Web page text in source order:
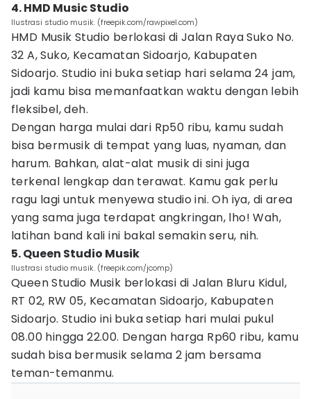
4. HMD Music Studio
Ilustrasi studio musik. (freepik.com/rawpixel.com)
HMD Musik Studio berlokasi di Jalan Raya Suko No.
32 A, Suko, Kecamatan Sidoarjo, Kabupaten
Sidoarjo. Studio ini buka setiap hari selama 24 jam,
jadi kamu bisa memanfaatkan waktu dengan lebih
fleksibel, deh.
Dengan harga mulai dari Rp50 ribu, kamu sudah
bisa bermusik di tempat yang luas, nyaman, dan
harum. Bahkan, alat-alat musik di sini juga
terkenal lengkap dan terawat. Kamu gak perlu
ragu lagi untuk menyewa studio ini. Oh iya, di area
yang sama juga terdapat angkringan, lho! Wah,
latihan band kali ini bakal semakin seru, nih.
5. Queen Studio Musik
Ilustrasi studio musik. (freepik.com/jcomp)
Queen Studio Musik berlokasi di Jalan Bluru Kidul,
RT 02, RW 05, Kecamatan Sidoarjo, Kabupaten
Sidoarjo. Studio ini buka setiap hari mulai pukul
08.00 hingga 22.00. Dengan harga Rp60 ribu, kamu
sudah bisa bermusik selama 2 jam bersama
teman-temanmu.